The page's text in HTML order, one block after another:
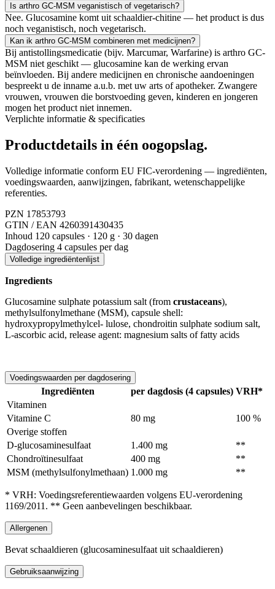
Is arthro GC-MSM veganistisch of vegetarisch?
Nee. Glucosamine komt uit schaaldier-chitine — het product is dus
noch veganistisch, noch vegetarisch.
Kan ik arthro GC-MSM combineren met medicijnen?
Bij antistollingsmedicatie (bijv. Marcumar, Warfarine) is arthro GC-
MSM niet geschikt — glucosamine kan de werking ervan
beïnvloeden. Bij andere medicijnen en chronische aandoeningen
bespreekt u de inname a.u.b. met uw arts of apotheker. Zwangere
vrouwen, vrouwen die borstvoeding geven, kinderen en jongeren
mogen het product niet innemen.
Verplichte informatie & specificaties
Productdetails in één oogopslag.
Volledige informatie conform EU FIC-verordening — ingrediënten,
voedingswaarden, aanwijzingen, fabrikant, wetenschappelijke
referenties.
PZN 17853793
GTIN / EAN 4260391430435
Inhoud 120 capsules · 120 g · 30 dagen
Dagdosering 4 capsules per dag
Volledige ingrediëntenlijst
Ingredients
Glucosamine sulphate potassium salt (from crustaceans),
methylsulfonylmethane (MSM), capsule shell:
hydroxypropylmethylcel- lulose, chondroitin sulphate sodium salt,
L-ascorbic acid, release agent: magnesium salts of fatty acids
Voedingswaarden per dagdosering
Ingrediënten per dagdosis (4 capsules) VRH*
Vitaminen
Vitamine C
80 mg
100 %
Overige stoffen
D-glucosaminesulfaat
1.400 mg
**
Chondroïtinesulfaat
400 mg
**
MSM (methylsulfonylmethaan) 1.000 mg **
* VRH: Voedingsreferentiewaarden volgens EU-verordening
1169/2011. ** Geen aanbevelingen beschikbaar.
Allergenen
Bevat schaaldieren (glucosaminesulfaat uit schaaldieren)
Gebruiksaanwijzing